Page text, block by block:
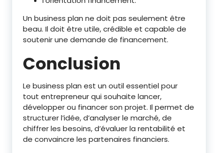
Un business plan ne doit pas seulement être
beau. Il doit être utile, crédible et capable de
soutenir une demande de financement.
Conclusion
Le business plan est un outil essentiel pour
tout entrepreneur qui souhaite lancer,
développer ou financer son projet. Il permet de
structurer l’idée, d’analyser le marché, de
chiffrer les besoins, d’évaluer la rentabilité et
de convaincre les partenaires financiers.